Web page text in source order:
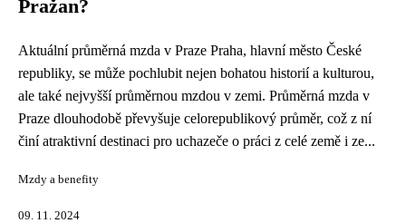
Pražan?
Aktuální průměrná mzda v Praze Praha, hlavní město České
republiky, se může pochlubit nejen bohatou historií a kulturou,
ale také nejvyšší průměrnou mzdou v zemi. Průměrná mzda v
Praze dlouhodobě převyšuje celorepublikový průměr, což z ní
činí atraktivní destinaci pro uchazeče o práci z celé země i ze...
Mzdy a benefity
09. 11. 2024